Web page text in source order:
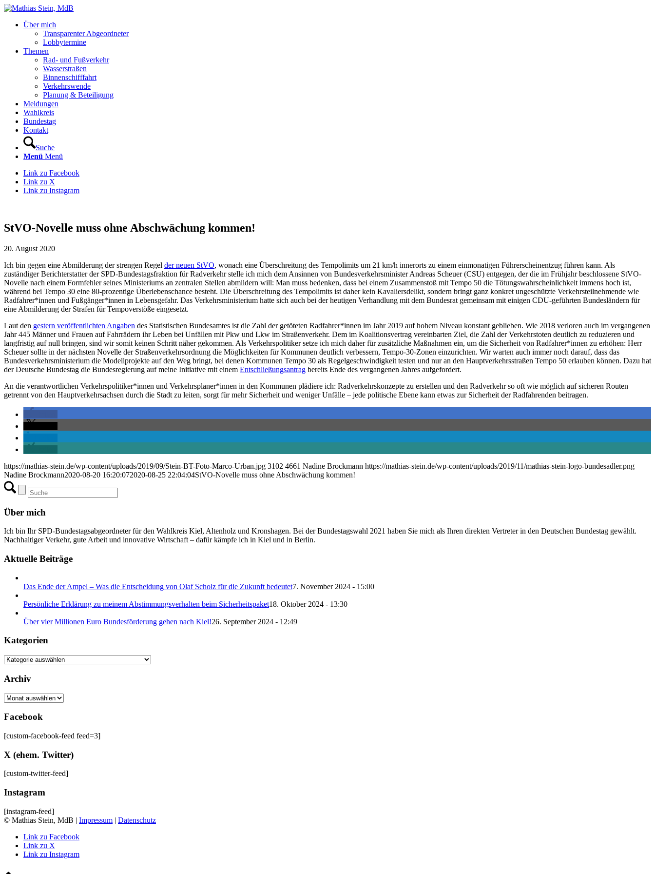
Über mich
Transparenter Abgeordneter
Lobbytermine
Themen
Rad- und Fußverkehr
Wasserstraßen
Binnenschifffahrt
Verkehrswende
Planung & Beteiligung
Meldungen
Wahlkreis
Bundestag
Kontakt
Suche
Menü Menü
Link zu Facebook
Link zu X
Link zu Instagram
StVO-Novelle muss ohne Abschwächung kommen!
20. August 2020
Ich bin gegen eine Abmilderung der strengen Regel der neuen StVO, wonach eine Überschreitung des Tempolimits um 21 km/h innerorts zu einem einmonatigen Führerscheinentzug führen kann. Als
zuständiger Berichterstatter der SPD-Bundestagsfraktion für Radverkehr stelle ich mich dem Ansinnen von Bundesverkehrsminister Andreas Scheuer (CSU) entgegen, der die im Frühjahr beschlossene StVO-
Novelle nach einem Formfehler seines Ministeriums an zentralen Stellen abmildern will: Man muss bedenken, dass bei einem Zusammenstoß mit Tempo 50 die Tötungswahrscheinlichkeit immens hoch ist,
während bei Tempo 30 eine 80-prozentige Überlebenschance besteht. Die Überschreitung des Tempolimits ist daher kein Kavaliersdelikt, sondern bringt ganz konkret ungeschützte Verkehrsteilnehmende wie
Radfahrer*innen und Fußgänger*innen in Lebensgefahr. Das Verkehrsministerium hatte sich auch bei der heutigen Verhandlung mit dem Bundesrat gemeinsam mit einigen CDU-geführten Bundesländern für
eine Abmilderung der Strafen für Tempoverstöße eingesetzt.
Laut den gestern veröffentlichten Angaben des Statistischen Bundesamtes ist die Zahl der getöteten Radfahrer*innen im Jahr 2019 auf hohem Niveau konstant geblieben. Wie 2018 verloren auch im vergangenen
Jahr 445 Männer und Frauen auf Fahrrädern ihr Leben bei Unfällen mit Pkw und Lkw im Straßenverkehr. Dem im Koalitionsvertrag vereinbarten Ziel, die Zahl der Verkehrstoten deutlich zu reduzieren und
langfristig auf null bringen, sind wir somit keinen Schritt näher gekommen. Als Verkehrspolitiker setze ich mich daher für zusätzliche Maßnahmen ein, um die Sicherheit von Radfahrer*innen zu erhöhen: Herr
Scheuer sollte in der nächsten Novelle der Straßenverkehrsordnung die Möglichkeiten für Kommunen deutlich verbessern, Tempo-30-Zonen einzurichten. Wir warten auch immer noch darauf, dass das
Bundesverkehrsministerium die Modellprojekte auf den Weg bringt, bei denen Kommunen Tempo 30 als Regelgeschwindigkeit testen und nur an den Hauptverkehrsstraßen Tempo 50 erlauben können. Dazu hat
der Deutsche Bundestag die Bundesregierung auf meine Initiative mit einem Entschließungsantrag bereits Ende des vergangenen Jahres aufgefordert.
An die verantwortlichen Verkehrspolitiker*innen und Verkehrsplaner*innen in den Kommunen plädiere ich: Radverkehrskonzepte zu erstellen und den Radverkehr so oft wie möglich auf sicheren Routen
getrennt von den Hauptverkehrsachsen durch die Stadt zu leiten, sorgt für mehr Sicherheit und weniger Unfälle – jede politische Ebene kann etwas zur Sicherheit der Radfahrenden beitragen.
https://mathias-stein.de/wp-content/uploads/2019/09/Stein-BT-Foto-Marco-Urban.jpg 3102 4661 Nadine Brockmann https://mathias-stein.de/wp-content/uploads/2019/11/mathias-stein-logo-bundesadler.png
Nadine Brockmann2020-08-20 16:20:072020-08-25 22:04:04StVO-Novelle muss ohne Abschwächung kommen!
Über mich
Ich bin Ihr SPD-Bundestagsabgeordneter für den Wahlkreis Kiel, Altenholz und Kronshagen. Bei der Bundestagswahl 2021 haben Sie mich als Ihren direkten Vertreter in den Deutschen Bundestag gewählt.
Nachhaltiger Verkehr, gute Arbeit und innovative Wirtschaft – dafür kämpfe ich in Kiel und in Berlin.
Aktuelle Beiträge
Das Ende der Ampel – Was die Entscheidung von Olaf Scholz für die Zukunft bedeutet7. November 2024 - 15:00
Persönliche Erklärung zu meinem Abstimmungsverhalten beim Sicherheitspaket18. Oktober 2024 - 13:30
Über vier Millionen Euro Bundesförderung gehen nach Kiel!26. September 2024 - 12:49
Kategorien
Kategorien
Archiv
Archiv
Facebook
[custom-facebook-feed feed=3]
X (ehem. Twitter)
[custom-twitter-feed]
Instagram
[instagram-feed]
© Mathias Stein, MdB | Impressum | Datenschutz
Link zu Facebook
Link zu X
Link zu Instagram